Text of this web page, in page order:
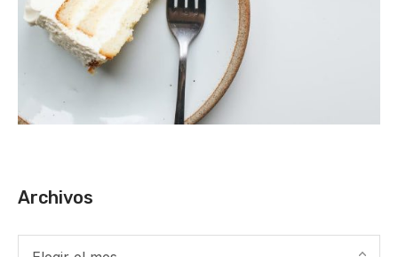
Archivos